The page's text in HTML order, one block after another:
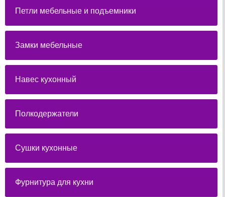
Петли мебельные и подъемники
Замки мебельные
Навес кухонный
Полкодержатели
Сушки кухонные
Фурнитура для кухни